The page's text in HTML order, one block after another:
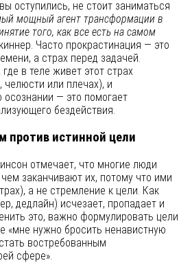
оступились, не стоит заниматься
мощный агент трансформации в
того, как все есть на самом
Часто прокрастинация — это
а страх перед задачей.
в теле живет этот страх
или плечах), и
осознании — это помогает
бездействия.
против истинной цели
отмечает, что многие люди
заканчивают их, потому что ими
а не стремление к цели. Как
дедлайн) исчезает, пропадает и
это, важно формулировать цели
«мне нужно бросить ненавистную
востребованным
сфере».